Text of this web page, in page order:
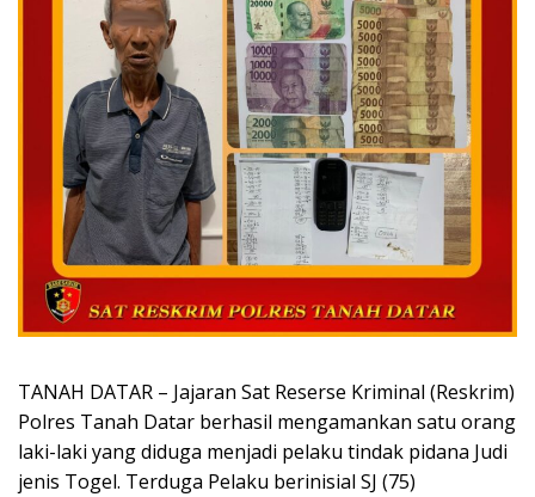
TANAH DATAR – Jajaran Sat Reserse Kriminal (Reskrim)
Polres Tanah Datar berhasil mengamankan satu orang
laki-laki yang diduga menjadi pelaku tindak pidana Judi
jenis Togel. Terduga Pelaku berinisial SJ (75)